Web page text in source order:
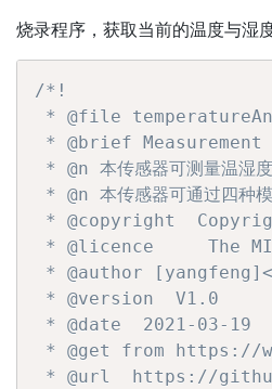
烧录程序，获取当前的温度与湿
/*!
* @file
* @brief
* @n 本传感器可测量温湿
* @n 本传感器可通过四种
* @copyright
* @licence     The
* @author
* @version  V1.0
* @date  2021-03-19
* @get from https://
* @url  https://